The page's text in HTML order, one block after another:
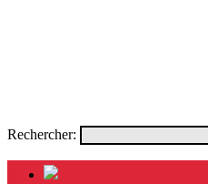
Rechercher: